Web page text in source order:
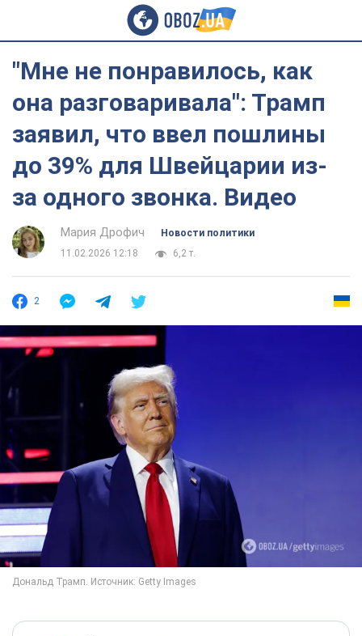
"Мне не понравилось, как
она разговаривала": Трамп
заявил, что ввел пошлины
до 39% для Швейцарии из-
за одного звонка. Видео
Мария Дрофич
Новости политики
11.02.2026 12:18
6,2 т.
2